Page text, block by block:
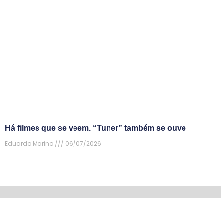
Há filmes que se veem. “Tuner” também se ouve
Eduardo Marino
06/07/2026